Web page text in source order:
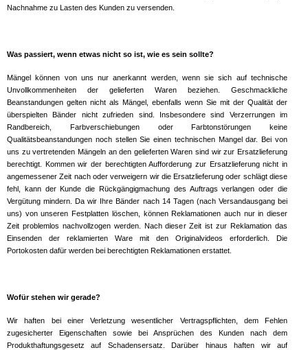
Nachnahme zu Lasten des Kunden zu versenden.
Was passiert, wenn etwas nicht so ist, wie es sein sollte?
Mängel können von uns nur anerkannt werden, wenn sie sich auf technische
Unvollkommenheiten der gelieferten Waren beziehen. Geschmackliche
Beanstandungen gelten nicht als Mängel, ebenfalls wenn Sie mit der Qualität der
überspielten Bänder nicht zufrieden sind. Insbesondere sind Verzerrungen im
Randbereich, Farbverschiebungen oder Farbtonstörungen keine
Qualitätsbeanstandungen noch stellen Sie einen technischen Mangel dar. Bei von
uns zu vertretenden Mängeln an den gelieferten Waren sind wir zur Ersatzlieferung
berechtigt. Kommen wir der berechtigten Aufforderung zur Ersatzlieferung nicht in
angemessener Zeit nach oder verweigern wir die Ersatzlieferung oder schlägt diese
fehl, kann der Kunde die Rückgängigmachung des Auftrags verlangen oder die
Vergütung mindern. Da wir Ihre Bänder nach 14 Tagen (nach Versandausgang bei
uns) von unseren Festplatten löschen, können Reklamationen auch nur in dieser
Zeit problemlos nachvollzogen werden. Nach dieser Zeit ist zur Reklamation das
Einsenden der reklamierten Ware mit den Originalvideos erforderlich. Die
Portokosten dafür werden bei berechtigten Reklamationen erstattet.
Wofür stehen wir gerade?
Wir haften bei einer Verletzung wesentlicher Vertragspflichten, dem Fehlen
zugesicherter Eigenschaften sowie bei Ansprüchen des Kunden nach dem
Produkthaftungsgesetz auf Schadensersatz. Darüber hinaus haften wir auf